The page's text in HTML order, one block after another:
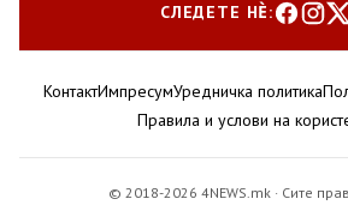
СЛЕДЕТЕ НЀ:
КонтактИмпресумУредничка политика
Правила и услови на
© 2018-2026 4NEWS.mk · Сите